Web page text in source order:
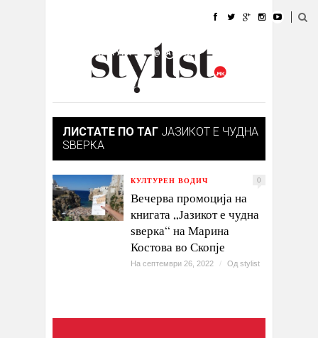
УБАВИНА
КУЛТУРА @РАБОТА
ИЗЛОГ
ЛИСТАТЕ ПО ТАГ ЈАЗИКОТ Е ЧУДНА
ЅВЕРКА
КУЛТУРЕН ВОДИЧ 0
Вечерва промоција на
книгата „Јазикот е чудна
ѕверка“ на Марина
Костова во Скопје
На септември 26, 2022 / Од stylist